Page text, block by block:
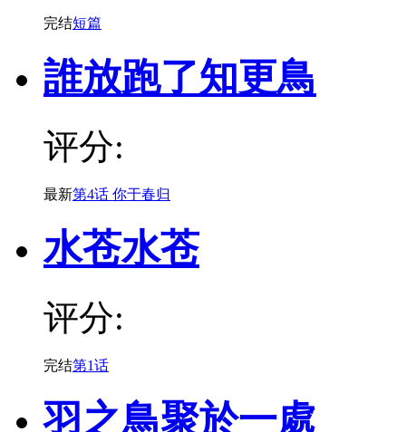
完结短篇
誰放跑了知更鳥
评分:
最新第4话 你于春归
水苍水苍
评分:
完结第1话
羽之鳥聚於一處